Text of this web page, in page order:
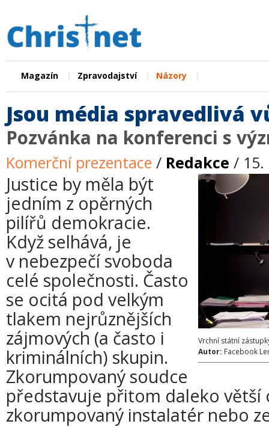
Magazín Zpravodajství Názory
Jsou média spravedlivá
Pozvánka na konferenci s
Komerční prezentace / Redakce / 15.
Vrchní státní
Autor: Facebook
Justice by měla být
jedním z opěrných
pilířů demokracie.
Když selhává, je
v nebezpečí svoboda
celé společnosti. Často
se ocitá pod velkým
tlakem nejrůznějších
zájmových (a často i
kriminálních) skupin.
Zkorumpovaný soudce
představuje přitom daleko větší
zkorumpovaný instalatér nebo